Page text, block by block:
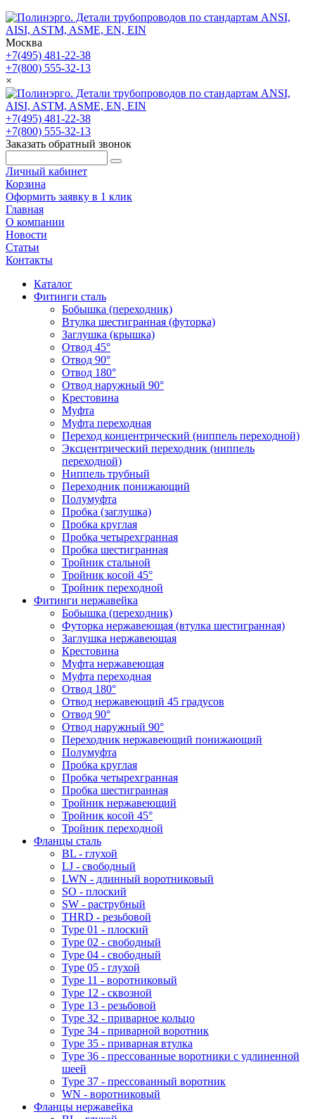
Москва
+7(495) 481-22-38
+7(800) 555-32-13
×
+7(495) 481-22-38
+7(800) 555-32-13
Заказать обратный звонок
Личный кабинет
Корзина
Оформить заявку в 1 клик
Главная
О компании
Новости
Статьи
Контакты
Каталог
Фитинги сталь
Бобышка (переходник)
Втулка шестигранная (футорка)
Заглушка (крышка)
Отвод 45°
Отвод 90°
Отвод 180°
Отвод наружный 90°
Крестовина
Муфта
Муфта переходная
Переход концентрический (ниппель переходной)
Эксцентрический переходник (ниппель
переходной)
Ниппель трубный
Переходник понижающий
Полумуфта
Пробка (заглушка)
Пробка круглая
Пробка четырехгранная
Пробка шестигранная
Тройник стальной
Тройник косой 45°
Тройник переходной
Фитинги нержавейка
Бобышка (переходник)
Футорка нержавеющая (втулка шестигранная)
Заглушка нержавеющая
Крестовина
Муфта нержавеющая
Муфта переходная
Отвод 180°
Отвод нержавеющий 45 градусов
Отвод 90°
Отвод наружный 90°
Переходник нержавеющий понижающий
Полумуфта
Пробка круглая
Пробка четырехгранная
Пробка шестигранная
Тройник нержавеющий
Тройник косой 45°
Тройник переходной
Фланцы сталь
BL - глухой
LJ - свободный
LWN - длинный воротниковый
SO - плоский
SW - раструбный
THRD - резьбовой
Type 01 - плоский
Type 02 - свободный
Type 04 - свободный
Type 05 - глухой
Type 11 - воротниковый
Type 12 - сквозной
Type 13 - резьбовой
Type 32 - приварное кольцо
Type 34 - приварной воротник
Type 35 - приварная втулка
Type 36 - прессованные воротники с удлиненной
шеей
Type 37 - прессованный воротник
WN - воротниковый
Фланцы нержавейка